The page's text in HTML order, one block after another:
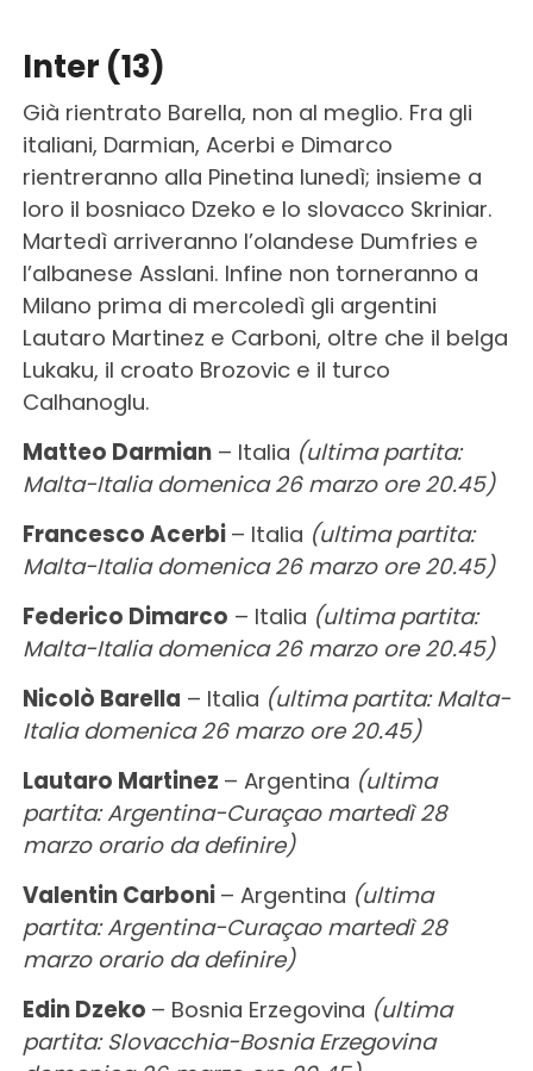
Inter (13)
Già rientrato Barella, non al meglio. Fra gli
italiani, Darmian, Acerbi e Dimarco
rientreranno alla Pinetina lunedì; insieme a
loro il bosniaco Dzeko e lo slovacco Skriniar.
Martedì arriveranno l’olandese Dumfries e
l’albanese Asslani. Infine non torneranno a
Milano prima di mercoledì gli argentini
Lautaro Martinez e Carboni, oltre che il belga
Lukaku, il croato Brozovic e il turco
Calhanoglu.
Matteo Darmian– Italia (ultima partita:
Malta-Italia domenica 26 marzo ore 20.45)
Francesco Acerbi – Italia (ultima partita:
Malta-Italia domenica 26 marzo ore 20.45)
Federico Dimarco – Italia (ultima partita:
Malta-Italia domenica 26 marzo ore 20.45)
Nicolò Barella – Italia (ultima partita: Malta-
Italia domenica 26 marzo ore 20.45)
Lautaro Martinez – Argentina (ultima
partita: Argentina-Curaçao martedì 28
marzo orario da definire)
Valentin Carboni – Argentina (ultima
partita: Argentina-Curaçao martedì 28
marzo orario da definire)
Edin Dzeko – Bosnia Erzegovina (ultima
partita: Slovacchia-Bosnia Erzegovina